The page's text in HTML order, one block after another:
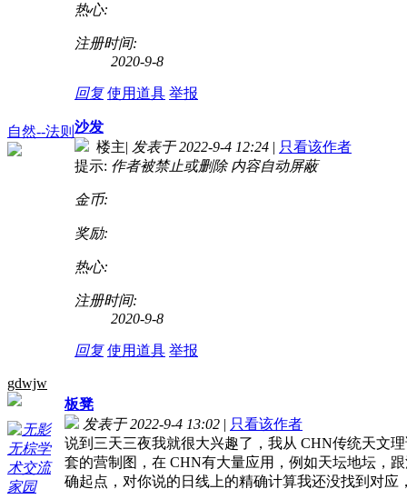
热心:
注册时间:
2020-9-8
回复 使用道具 举报
自然--法则 沙发
楼主| 发表于 2022-9-4 12:24 | 只看该作者
提示: 作者被禁止或删除 内容自动屏蔽
金币:
奖励:
热心:
注册时间:
2020-9-8
回复 使用道具 举报
gdwjw
板凳
发表于 2022-9-4 13:02 | 只看该作者
说到三天三夜我就很大兴趣了，我从 CHN传统天文
套的营制图，在 CHN有大量应用，例如天坛地坛，
确起点，对你说的日线上的精确计算我还没找到对